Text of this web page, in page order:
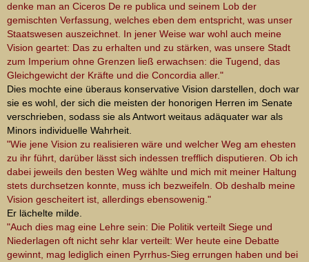
denke man an Ciceros De re publica und seinem Lob der
gemischten Verfassung, welches eben dem entspricht, was unser
Staatswesen auszeichnet. In jener Weise war wohl auch meine
Vision geartet: Das zu erhalten und zu stärken, was unsere Stadt
zum Imperium ohne Grenzen ließ erwachsen: die Tugend, das
Gleichgewicht der Kräfte und die Concordia aller."
Dies mochte eine überaus konservative Vision darstellen, doch war
sie es wohl, der sich die meisten der honorigen Herren im Senate
verschrieben, sodass sie als Antwort weitaus adäquater war als
Minors individuelle Wahrheit.
"Wie jene Vision zu realisieren wäre und welcher Weg am ehesten
zu ihr führt, darüber lässt sich indessen trefflich disputieren. Ob ich
dabei jeweils den besten Weg wählte und mich mit meiner Haltung
stets durchsetzen konnte, muss ich bezweifeln. Ob deshalb meine
Vision gescheitert ist, allerdings ebensowenig."
Er lächelte milde.
"Auch dies mag eine Lehre sein: Die Politik verteilt Siege und
Niederlagen oft nicht sehr klar verteilt: Wer heute eine Debatte
gewinnt, mag lediglich einen Pyrrhus-Sieg errungen haben und bei